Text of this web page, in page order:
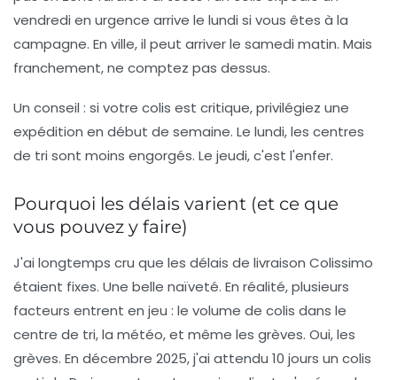
vendredi en urgence arrive le lundi si vous êtes à la
campagne. En ville, il peut arriver le samedi matin. Mais
franchement, ne comptez pas dessus.
Un conseil : si votre colis est critique, privilégiez une
expédition en début de semaine. Le lundi, les centres
de tri sont moins engorgés. Le jeudi, c'est l'enfer.
Pourquoi les délais varient (et ce que
vous pouvez y faire)
J'ai longtemps cru que les délais de livraison Colissimo
étaient fixes. Une belle naïveté. En réalité, plusieurs
facteurs entrent en jeu : le volume de colis dans le
centre de tri, la météo, et même les grèves. Oui, les
grèves. En décembre 2025, j'ai attendu 10 jours un colis